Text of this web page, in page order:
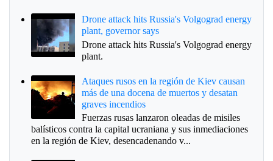
Drone attack hits Russia's Volgograd energy
plant, governor says
Drone attack hits Russia's Volgograd energy
plant.
Ataques rusos en la región de Kiev causan
más de una docena de muertos y desatan
graves incendios
Fuerzas rusas lanzaron oleadas de misiles
balísticos contra la capital ucraniana y sus inmediaciones
en la región de Kiev, desencadenando v...